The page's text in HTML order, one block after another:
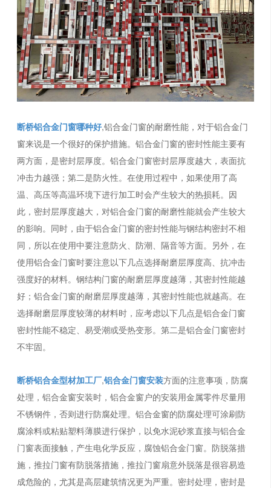
断桥铝合金门窗哪种好,铝合金门窗的耐磨性能，对于铝合金门
窗来说是一个很好的保护措施。铝合金门窗的密封性能主要有
两方面，是密封层厚度。铝合金门窗密封层厚度越大，表面抗
冲击力越强；第二是防火性。在使用过程中，如果使用了高
温、高压等高温环境下进行加工时会产生较大的热损耗。因
此，密封层厚度越大，对铝合金门窗的耐磨性能就会产生较大
的影响。同时，由于铝合金门窗的密封性能与钢结构密封不相
同，所以在使用中要注意防火、防潮、隔音等方面。另外，在
使用铝合金门窗时要注意以下几点选择耐磨层厚度高、抗冲击
强度好的材料。钢结构门窗的耐磨层厚度越薄，其密封性能越
好；铝合金门窗的耐磨层厚度越薄，其密封性能也就越高。在
选择耐磨层厚度较薄的材料时，应考虑以下几点是铝合金门窗
密封性能不稳定、易受潮或受热变形。第二是铝合金门窗密封
不牢固。
断桥铝合金型材加工厂,铝合金门窗安装方面的注意事项，防腐
处理，铝合金窗安装时，铝合金窗户的安装用金属零件尽量用
不锈钢件，否则进行防腐处理。铝合金窗的防腐处理可涂刷防
腐涂料或粘贴塑料薄膜进行保护，以免水泥砂浆直接与铝合金
门窗表面接触，产生电化学反应，腐蚀铝合金门窗。防脱落措
施，推拉门窗有防脱落措施，推拉门窗扇意外脱落是很容易造
成危险的，尤其是高层建筑情况更为严重。密封处理，密封是